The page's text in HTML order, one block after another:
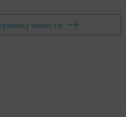
новости